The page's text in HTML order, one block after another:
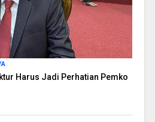
Harus Jadi Perhatian Pemko